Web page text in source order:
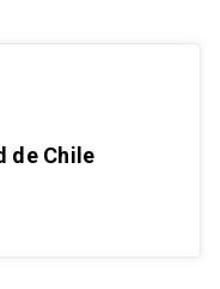
de Chile